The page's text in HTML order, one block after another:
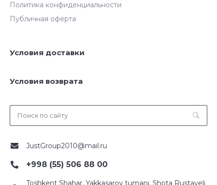
Политика конфиденциальности
Публичная оферта
Условия доставки
Условия возврата
JustGroup2010@mail.ru
+998 (55) 506 88 00
Toshkent Shahar, Yakkasaroy tumani, Shota Rustaveli